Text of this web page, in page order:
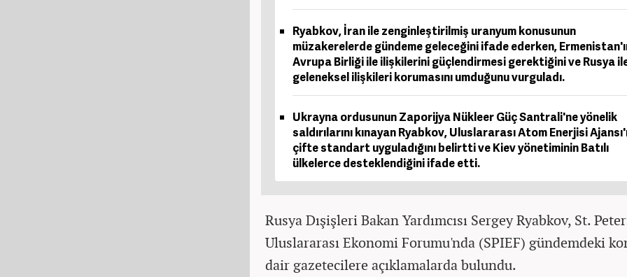
Ryabkov, İran ile zenginleştirilmiş uranyum konusunun
müzakerelerde gündeme geleceğini ifade ederken,
Avrupa Birliği ile ilişkilerini güçlendirmesi gerektiğini ve Rusya
geleneksel ilişkileri korumasını umduğunu vurguladı.
Ukrayna ordusunun Zaporijya Nükleer Güç Santrali'ne yönelik
saldırılarını kınayan Ryabkov, Uluslararası Atom Enerjisi
çifte standart uyguladığını belirtti ve Kiev yönetiminin Batılı
ülkelerce desteklendiğini ifade etti.
Rusya Dışişleri Bakan Yardımcısı Sergey Ryabkov, St.
Uluslararası Ekonomi Forumu'nda (SPIEF) gündemdeki
dair gazetecilere açıklamalarda bulundu.